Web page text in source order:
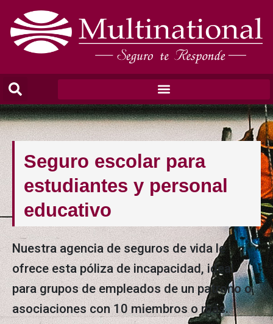
Seguro escolar para
estudiantes y personal
educativo
Nuestra agencia de seguros de vida le
ofrece esta póliza de incapacidad, ideal
para grupos de empleados de un patrono o
asociaciones con 10 miembros o más.